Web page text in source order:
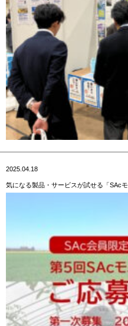
2025.04.18
気になる製品・サービスが試せる「SAc